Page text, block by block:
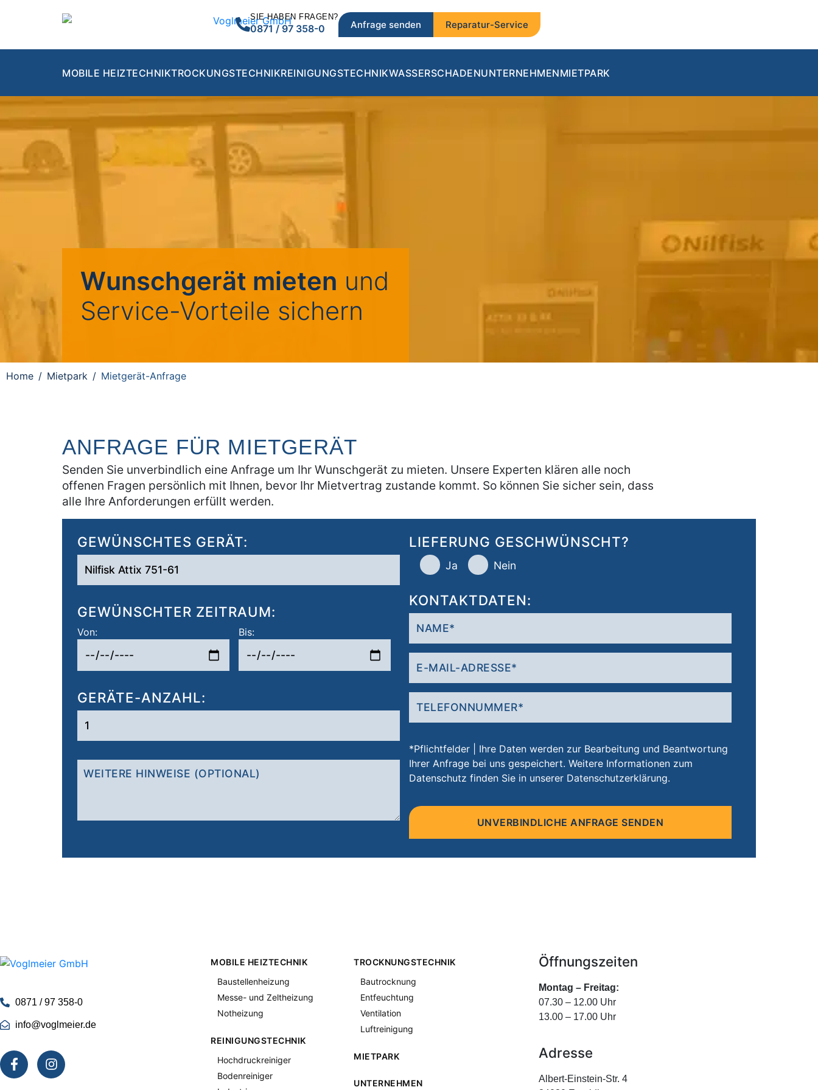
SIE HABEN FRAGEN?
0871 / 97 358-0 Anfrage senden Reparatur-Service
MOBILE HEIZTECHNIKTROCKUNGSTECHNIKREINIGUNGSTECHNIKWASSERSCHADENUNTERNEHMENMIETPARK
Wunschgerät mieten und
Service-Vorteile sichern
Home Mietpark Mietgerät-Anfrage
ANFRAGE FÜR MIETGERÄT
Senden Sie unverbindlich eine Anfrage um Ihr Wunschgerät zu mieten. Unsere Experten klären alle noch
offenen Fragen persönlich mit Ihnen, bevor Ihr Mietvertrag zustande kommt. So können Sie sicher sein, dass
alle Ihre Anforderungen erfüllt werden.
GEWÜNSCHTES GERÄT:
GEWÜNSCHTER ZEITRAUM:
Von: Bis:
GERÄTE-ANZAHL:
LIEFERUNG GESCHWÜNSCHT?
Ja Nein
KONTAKTDATEN:
*Pflichtfelder | Ihre Daten werden zur Bearbeitung und Beantwortung
Ihrer Anfrage bei uns gespeichert. Weitere Informationen zum
Datenschutz finden Sie in unserer Datenschutzerklärung.
Bitte
lasse
leer.
0871 / 97 358-0
info@voglmeier.de
MOBILE HEIZTECHNIK
Baustellenheizung
Messe- und Zeltheizung
Notheizung
REINIGUNGSTECHNIK
Hochdruckreiniger
Bodenreiniger
TROCKNUNGSTECHNIK
Bautrocknung
Entfeuchtung
Ventilation
Luftreinigung
MIETPARK
UNTERNEHMEN
Öffnungszeiten
Montag – Freitag:
07.30 – 12.00 Uhr
13.00 – 17.00 Uhr
Adresse
Albert-Einstein-Str. 4